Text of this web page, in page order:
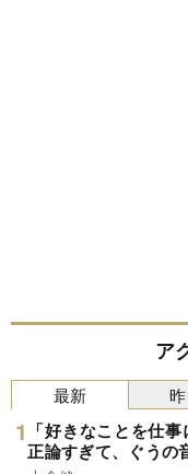
ア
最新
「好きなことを仕
正論すぎて、ぐうの